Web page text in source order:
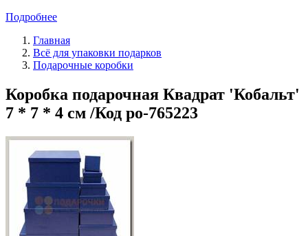
Подробнее
Главная
Всё для упаковки подарков
Подарочные коробки
Коробка подарочная Квадрат 'Кобальт'
7 * 7 * 4 см /Код po-765223